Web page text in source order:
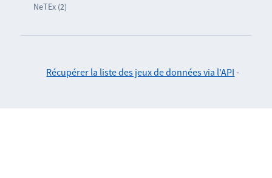
NeTEx (2)
Récupérer la liste des jeux de données via l'API -